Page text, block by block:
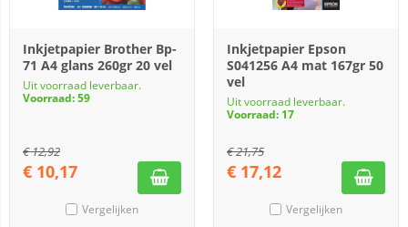
Inkjetpapier Brother Bp-
71 A4 glans 260gr 20 vel
Uit voorraad leverbaar.
Voorraad: 59
€12,92
€ 10,17
Vergelijken
Inkjetpapier Epson
S041256 A4 mat 167gr 50
vel
Uit voorraad leverbaar.
Voorraad: 17
€21,75
€ 17,12
Vergelijken